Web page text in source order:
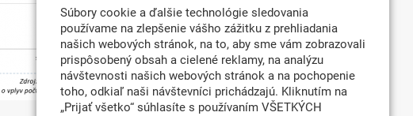
Súbory cookie a ďalšie technológie sledovania
používame na zlepšenie vášho zážitku z prehliadania
našich webových stránok, na to, aby sme vám zobrazovali
prispôsobený obsah a cielené reklamy, na analýzu
návštevnosti našich webových stránok a na pochopenie
toho, odkiaľ naši návštevníci prichádzajú. Kliknutím na
„Prijať všetko“ súhlasíte s používaním VŠETKÝCH